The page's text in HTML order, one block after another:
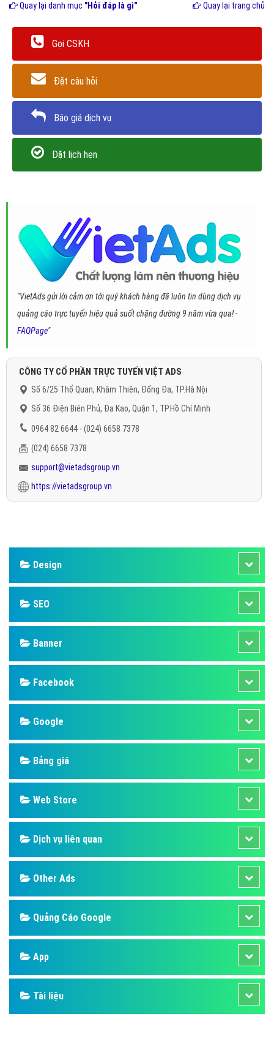
Quay lại danh mục "Hỏi đáp là gì" Quay lại trang chủ
Gọi CSKH
Đặt câu hỏi
Báo giá dịch vụ
Đặt lịch hẹn
"VietAds gửi lời cảm ơn tới quý khách hàng đã luôn tin dùng dịch vụ
quảng cáo trực tuyến hiệu quả suốt chặng đường 9 năm vừa qua! -
FAQPage"
CÔNG TY CỔ PHẦN TRỰC TUYẾN VIỆT ADS
Số 6/25 Thổ Quan, Khâm Thiên, Đống Đa, TP.Hà Nội
Số 36 Điện Biên Phủ, Đa Kao, Quận 1, TP.Hồ Chí Minh
0964 82 6644 - (024) 6658 7378
(024) 6658 7378
support@vietadsgroup.vn
https://vietadsgroup.vn
Design
SEO
Banner
Facebook
Google